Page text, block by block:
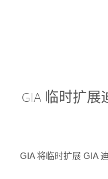
GIA 临时扩
GIA 将临时扩展 GIA